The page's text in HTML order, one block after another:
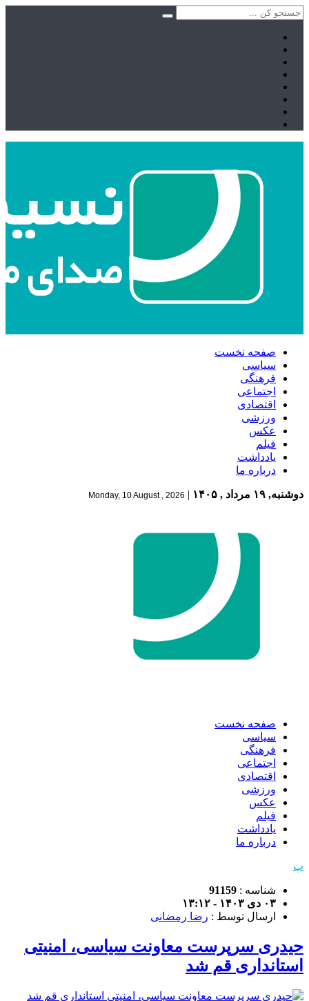
صفحه نخست
سیاسی
فرهنگی
اجتماعی
اقتصادی
ورزشی
عکس
فیلم
یادداشت
درباره ما
دوشنبه, ۱۹ مرداد , ۱۴۰۵ |
Monday, 10 August , 2026
صفحه نخست
سیاسی
فرهنگی
اجتماعی
اقتصادی
ورزشی
عکس
فیلم
یادداشت
درباره ما
پ
شناسه : 91159
۰۳ دی ۱۴۰۳ - ۱۳:۱۲
ارسال توسط : رضا رمضانی
حیدری سرپرست معاونت سیاسی، امنیتی
استانداری قم شد